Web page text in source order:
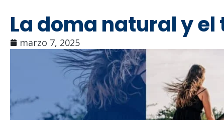
La doma natural y
marzo 7, 2025